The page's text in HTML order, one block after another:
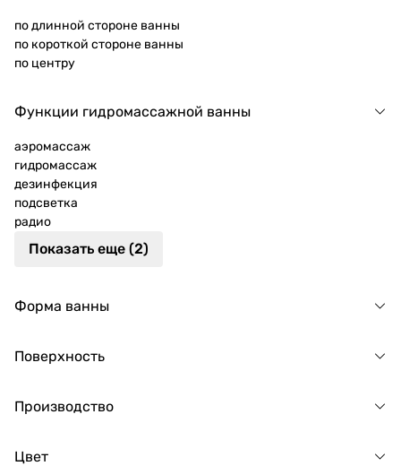
по длинной стороне ванны
по короткой стороне ванны
по центру
Функции гидромассажной ванны
аэромассаж
гидромассаж
дезинфекция
подсветка
радио
Показать еще (2)
Форма ванны
Поверхность
Производство
Цвет